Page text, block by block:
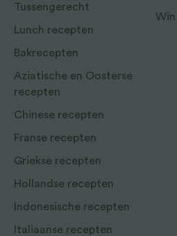
Tussengerecht
Lunch recepten
Bakrecepten
Aziatische en Oosterse
recepten
Chinese recepten
Franse recepten
Griekse recepten
Hollandse recepten
Indonesische recepten
Italiaanse recepten
Win